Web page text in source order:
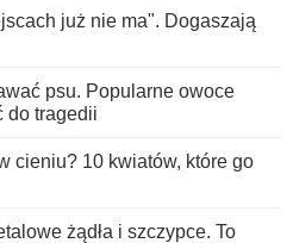
już nie ma". Dogaszają
psu. Popularne owoce
do tragedii
cieniu? 10 kwiatów, które go
żądła i szczypce. To